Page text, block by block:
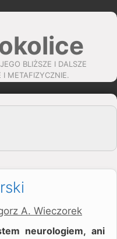
BLIŻSZE I DALSZE
I METAFIZYCZNIE.
A. Wieczorek
neurologiem, ani